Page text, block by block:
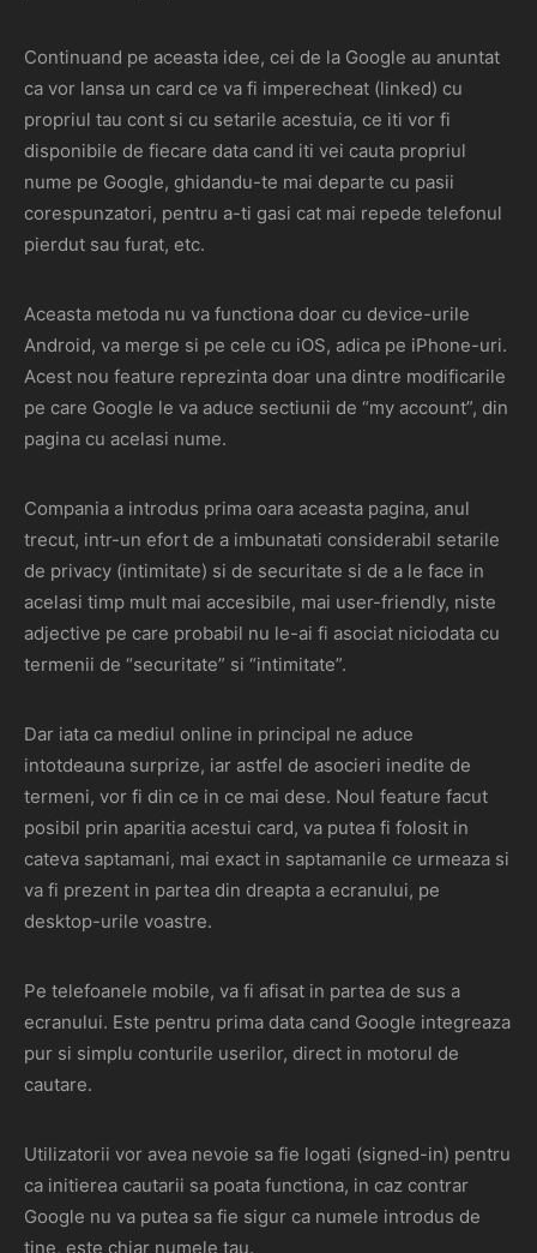
Continuand pe aceasta idee, cei de la Google au anuntat
ca vor lansa un card ce va fi imperecheat (linked) cu
propriul tau cont si cu setarile acestuia, ce iti vor fi
disponibile de fiecare data cand iti vei cauta propriul
nume pe Google, ghidandu-te mai departe cu pasii
corespunzatori, pentru a-ti gasi cat mai repede telefonul
pierdut sau furat, etc.
Aceasta metoda nu va functiona doar cu device-urile
Android, va merge si pe cele cu iOS, adica pe iPhone-uri.
Acest nou feature reprezinta doar una dintre modificarile
pe care Google le va aduce sectiunii de “my account”, din
pagina cu acelasi nume.
Compania a introdus prima oara aceasta pagina, anul
trecut, intr-un efort de a imbunatati considerabil setarile
de privacy (intimitate) si de securitate si de a le face in
acelasi timp mult mai accesibile, mai user-friendly, niste
adjective pe care probabil nu le-ai fi asociat niciodata cu
termenii de “securitate” si “intimitate”.
Dar iata ca mediul online in principal ne aduce
intotdeauna surprize, iar astfel de asocieri inedite de
termeni, vor fi din ce in ce mai dese. Noul feature facut
posibil prin aparitia acestui card, va putea fi folosit in
cateva saptamani, mai exact in saptamanile ce urmeaza si
va fi prezent in partea din dreapta a ecranului, pe
desktop-urile voastre.
Pe telefoanele mobile, va fi afisat in partea de sus a
ecranului. Este pentru prima data cand Google integreaza
pur si simplu conturile userilor, direct in motorul de
cautare.
Utilizatorii vor avea nevoie sa fie logati (signed-in) pentru
ca initierea cautarii sa poata functiona, in caz contrar
Google nu va putea sa fie sigur ca numele introdus de
tine, este chiar numele tau.